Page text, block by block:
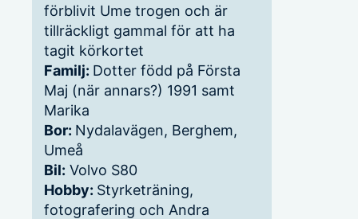
förblivit Ume trogen och är
tillräckligt gammal för att ha
tagit körkortet
Familj: Dotter född på Första
Maj (när annars?) 1991 samt
Marika
Bor: Nydalavägen, Berghem,
Umeå
Bil: Volvo S80
Hobby: Styrketräning,
fotografering och Andra